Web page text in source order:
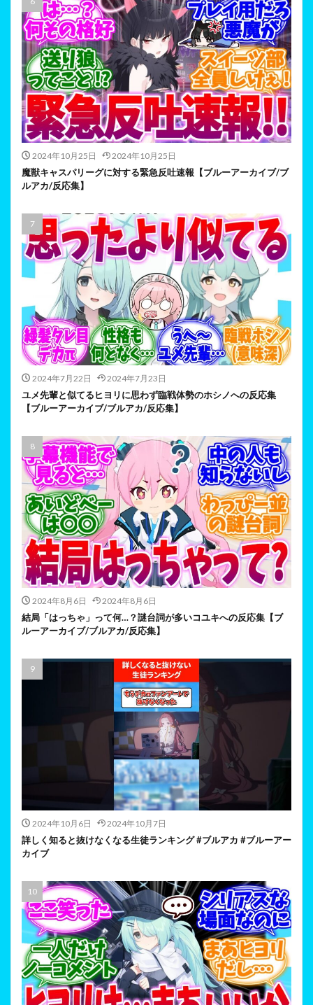
2024年10月25日 2024年10月25日
魔獣キャスパリーグに対する緊急反吐速報【ブルーアーカイブ/ブ
ルアカ/反応集】
2024年7月22日 2024年7月23日
ユメ先輩と似てるヒヨリに思わず臨戦体勢のホシノへの反応集
【ブルーアーカイブ/ブルアカ/反応集】
2024年8月6日 2024年8月6日
結局「はっちゃ」って何…？謎台詞が多いコユキへの反応集【ブ
ルーアーカイブ/ブルアカ/反応集】
2024年10月6日 2024年10月7日
詳しく知ると抜けなくなる生徒ランキング #ブルアカ #ブルーアー
カイブ